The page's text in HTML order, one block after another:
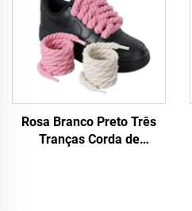
Rosa Branco Preto Três
Tranças Corda de